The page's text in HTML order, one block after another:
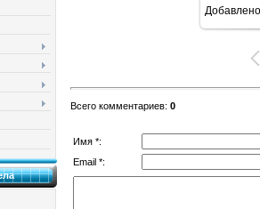
Добавлено
Всего комментариев: 0
Имя *:
Email *: